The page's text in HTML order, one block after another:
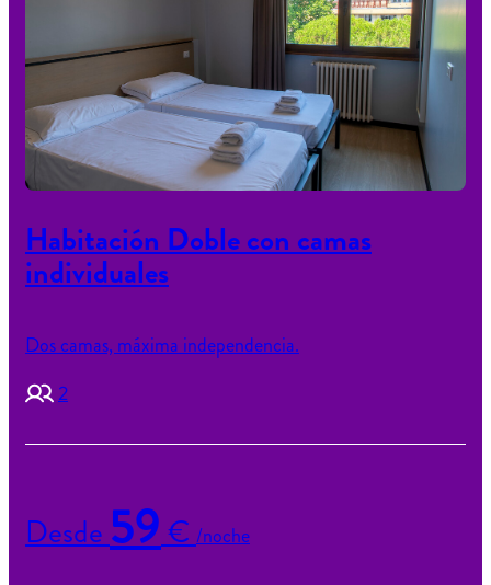
Habitación Doble con camas
individuales
Dos camas, máxima independencia.
2
Desde59€ /noche